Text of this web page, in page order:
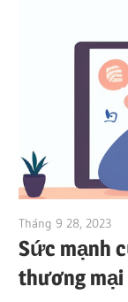
Tháng 9 28, 2023
Sức mạnh
thương